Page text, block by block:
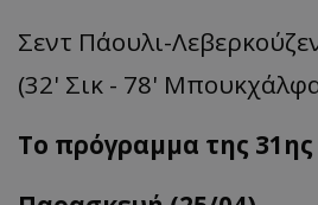
Σεντ Πάουλι-
(32' Σικ - 78'
Το πρόγραμμα της